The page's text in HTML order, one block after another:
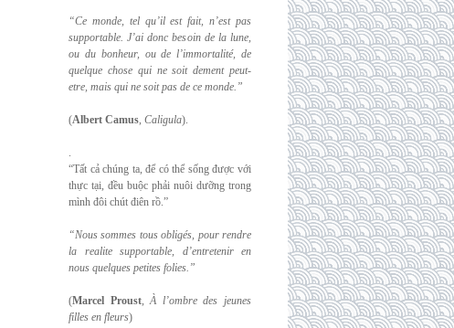
“Ce monde, tel qu’il est fait, n’est pas
supportable. J’ai donc besoin de la lune,
ou du bonheur, ou de l’immortalité, de
quelque chose qui ne soit dement peut-
etre, mais qui ne soit pas de ce monde.”
(Albert Camus, Caligula).
.
“Tất cả chúng ta, để có thể sống được với
thực tại, đều buộc phải nuôi dưỡng trong
mình đôi chút điên rồ.”
“Nous sommes tous obligés, pour rendre
la realite supportable, d’entretenir en
nous quelques petites folies.”
(Marcel Proust,À l’ombre des jeunes
filles en fleurs)